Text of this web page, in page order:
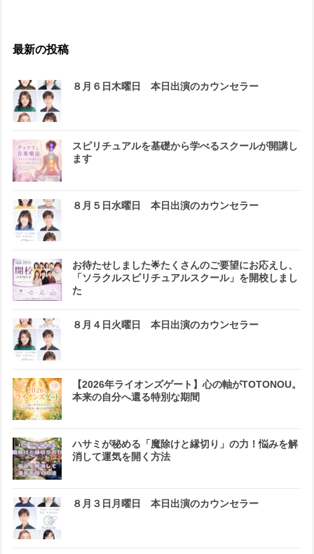
最新の投稿
８月６日木曜日 本日出演のカウンセラー
スピリチュアルを基礎から学べるスクールが開講し
ます
８月５日水曜日 本日出演のカウンセラー
お待たせしました🌟たくさんのご要望にお応えし、
「ソラクルスピリチュアルスクール」を開校しまし
た
８月４日火曜日 本日出演のカウンセラー
【2026年ライオンズゲート】心の軸がTOTONOU。
本来の自分へ還る特別な期間
ハサミが秘める「魔除けと縁切り」の力！悩みを解
消して運気を開く方法
８月３日月曜日 本日出演のカウンセラー